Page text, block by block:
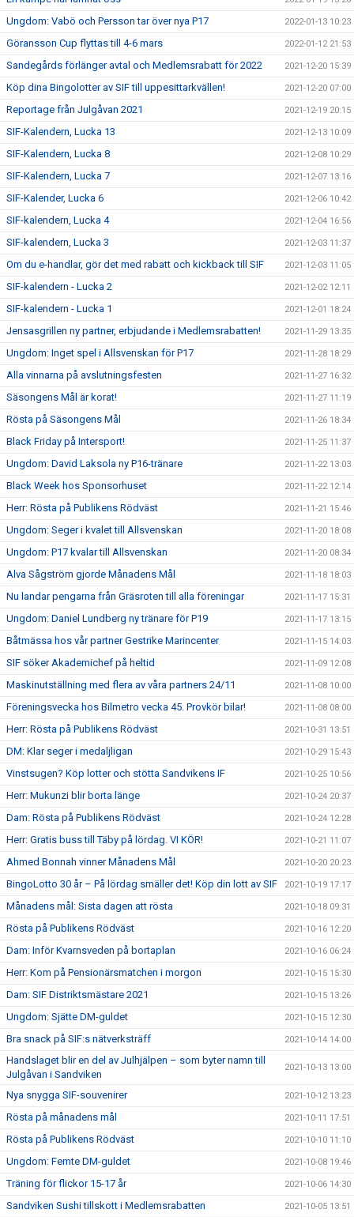
Ungdom: Vabö och Persson tar över nya P17 2022-01-13 10:23
Göransson Cup flyttas till 4-6 mars 2022-01-12 21:53
Sandegårds förlänger avtal och Medlemsrabatt för 2022 2021-12-20 15:39
Köp dina Bingolotter av SIF till uppesittarkvällen! 2021-12-20 07:00
Reportage från Julgåvan 2021 2021-12-19 20:15
SIF-Kalendern, Lucka 13 2021-12-13 10:09
SIF-Kalendern, Lucka 8 2021-12-08 10:29
SIF-Kalendern, Lucka 7 2021-12-07 13:16
SIF-Kalender, Lucka 6 2021-12-06 10:42
SIF-kalendern, Lucka 4 2021-12-04 16:56
SIF-kalendern, Lucka 3 2021-12-03 11:37
Om du e-handlar, gör det med rabatt och kickback till SIF 2021-12-03 11:05
SIF-kalendern - Lucka 2 2021-12-02 12:11
SIF-kalendern - Lucka 1 2021-12-01 18:24
Jensasgrillen ny partner, erbjudande i Medlemsrabatten! 2021-11-29 13:35
Ungdom: Inget spel i Allsvenskan för P17 2021-11-28 18:29
Alla vinnarna på avslutningsfesten 2021-11-27 16:32
Säsongens Mål är korat! 2021-11-27 11:19
Rösta på Säsongens Mål 2021-11-26 18:34
Black Friday på Intersport! 2021-11-25 11:37
Ungdom: David Laksola ny P16-tränare 2021-11-22 13:03
Black Week hos Sponsorhuset 2021-11-22 12:14
Herr: Rösta på Publikens Rödväst 2021-11-21 15:46
Ungdom: Seger i kvalet till Allsvenskan 2021-11-20 18:08
Ungdom: P17 kvalar till Allsvenskan 2021-11-20 08:34
Alva Sågström gjorde Månadens Mål 2021-11-18 18:03
Nu landar pengarna från Gräsroten till alla föreningar 2021-11-17 15:31
Ungdom: Daniel Lundberg ny tränare för P19 2021-11-17 13:15
Båtmässa hos vår partner Gestrike Marincenter 2021-11-15 14:03
SIF söker Akademichef på heltid 2021-11-09 12:08
Maskinutställning med flera av våra partners 24/11 2021-11-08 10:00
Föreningsvecka hos Bilmetro vecka 45. Provkör bilar! 2021-11-08 08:00
Herr: Rösta på Publikens Rödväst 2021-10-31 13:51
DM: Klar seger i medaljligan 2021-10-29 15:43
Vinstsugen? Köp lotter och stötta Sandvikens IF 2021-10-25 10:56
Herr: Mukunzi blir borta länge 2021-10-24 20:37
Dam: Rösta på Publikens Rödväst 2021-10-24 12:28
Herr: Gratis buss till Täby på lördag. VI KÖR! 2021-10-21 11:07
Ahmed Bonnah vinner Månadens Mål 2021-10-20 20:23
BingoLotto 30 år – På lördag smäller det! Köp din lott av SIF 2021-10-19 17:17
Månadens mål: Sista dagen att rösta 2021-10-18 09:31
Rösta på Publikens Rödväst 2021-10-16 12:20
Dam: Inför Kvarnsveden på bortaplan 2021-10-16 06:24
Herr: Kom på Pensionärsmatchen i morgon 2021-10-15 15:30
Dam: SIF Distriktsmästare 2021 2021-10-15 13:26
Ungdom: Sjätte DM-guldet 2021-10-15 12:30
Bra snack på SIF:s nätverksträff 2021-10-14 14:00
Handslaget blir en del av Julhjälpen – som byter namn till
Julgåvan i Sandviken
2021-10-13 13:00
Nya snygga SIF-souvenirer 2021-10-12 13:23
Rösta på månadens mål 2021-10-11 17:51
Rösta på Publikens Rödväst 2021-10-10 11:10
Ungdom: Femte DM-guldet 2021-10-08 19:46
Träning för flickor 15-17 år 2021-10-06 14:30
Sandviken Sushi tillskott i Medlemsrabatten 2021-10-05 13:51